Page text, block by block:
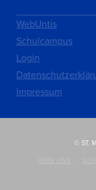
WebUntis
Schulcampus
Login
Impressum
© ST.